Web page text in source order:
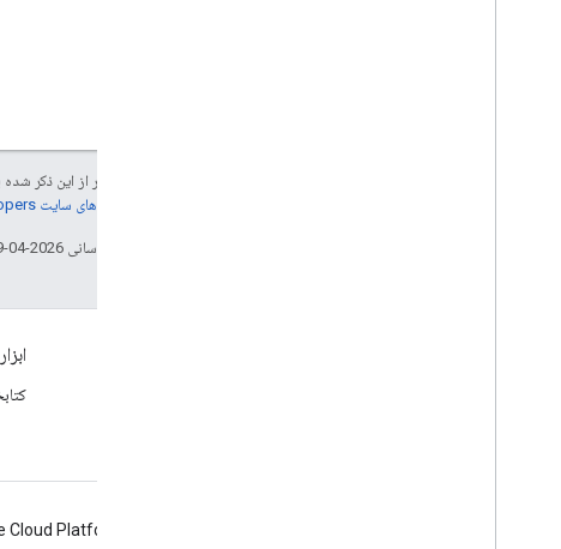
جز در مواردی که غیر از این ذکر
خطمشی‌های سایت Google Developers‏
تاریخ آخرین به‌روزرسانی 2026-04-09 به‌وقت ساعت هماهنگ جهانی.
ابزار
Cloud Platform